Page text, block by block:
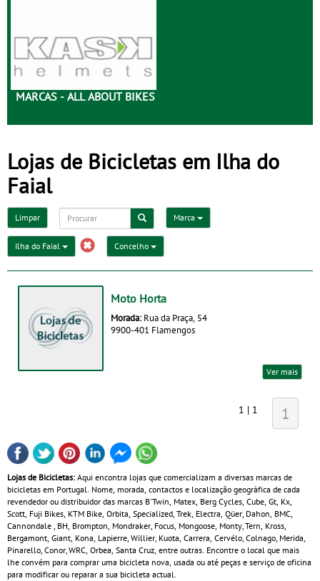
MARCAS - ALL ABOUT BIKES
Lojas de Bicicletas em Ilha do
Faial
Limpar Marca
Ilha do Faial Concelho
Moto Horta
Morada: Rua da Praça, 54
9900-401 Flamengos
Ver mais
1 | 1 1
Lojas de Bicicletas: Aqui encontra lojas que comercializam a diversas marcas de
bicicletas em Portugal. Nome, morada, contactos e localização geográfica de cada
revendedor ou distribuidor das marcas B'Twin, Matex, Berg Cycles, Cube, Gt, Kx,
Scott, Fuji Bikes, KTM Bike, Orbita, Specialized, Trek, Electra, Qüer, Dahon, BMC,
Cannondale , BH, Brompton, Mondraker, Focus, Mongoose, Monty, Tern, Kross,
Bergamont, Giant, Kona, Lapierre, Willier, Kuota, Carrera, Cervélo, Colnago, Merida,
Pinarello, Conor, WRC, Orbea, Santa Cruz, entre outras. Encontre o local que mais
lhe convém para comprar uma bicicleta nova, usada ou até peças e serviço de oficina
para modificar ou reparar a sua bicicleta actual.